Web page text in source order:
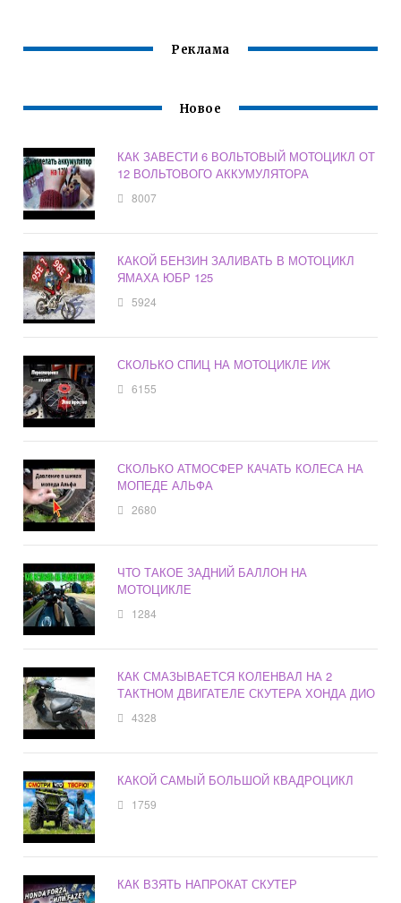
Реклама
Новое
КАК ЗАВЕСТИ 6 ВОЛЬТОВЫЙ МОТОЦИКЛ ОТ
12 ВОЛЬТОВОГО АККУМУЛЯТОРА
8007
КАКОЙ БЕНЗИН ЗАЛИВАТЬ В МОТОЦИКЛ
ЯМАХА ЮБР 125
5924
СКОЛЬКО СПИЦ НА МОТОЦИКЛЕ ИЖ
6155
СКОЛЬКО АТМОСФЕР КАЧАТЬ КОЛЕСА НА
МОПЕДЕ АЛЬФА
2680
ЧТО ТАКОЕ ЗАДНИЙ БАЛЛОН НА
МОТОЦИКЛЕ
1284
КАК СМАЗЫВАЕТСЯ КОЛЕНВАЛ НА 2
ТАКТНОМ ДВИГАТЕЛЕ СКУТЕРА ХОНДА ДИО
4328
КАКОЙ САМЫЙ БОЛЬШОЙ КВАДРОЦИКЛ
1759
КАК ВЗЯТЬ НАПРОКАТ СКУТЕР